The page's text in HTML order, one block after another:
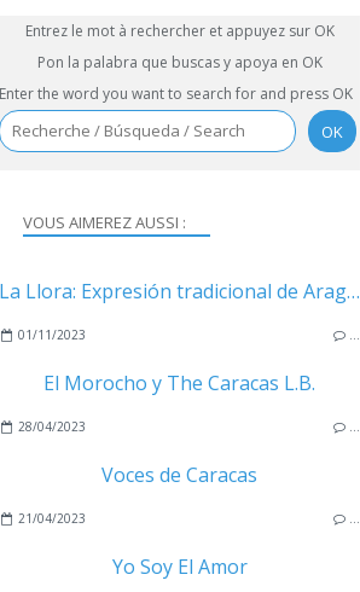
VOUS AIMEREZ AUSSI :
La Llora: Expresión tradicional de Aragua
01/11/2023 …
El Morocho y The Caracas L.B.
28/04/2023 …
Voces de Caracas
21/04/2023 …
Yo Soy El Amor
Entrez le mot à rechercher et appuyez sur OK
Pon la palabra que buscas y apoya en OK
Enter the word you want to search for and press OK